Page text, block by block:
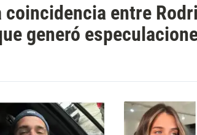
coincidencia entre
generó